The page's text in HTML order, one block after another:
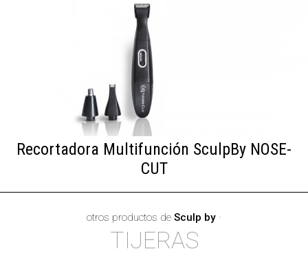
Recortadora Multifunción SculpBy NOSE-
CUT
otros productos de Sculp by ·
TIJERAS